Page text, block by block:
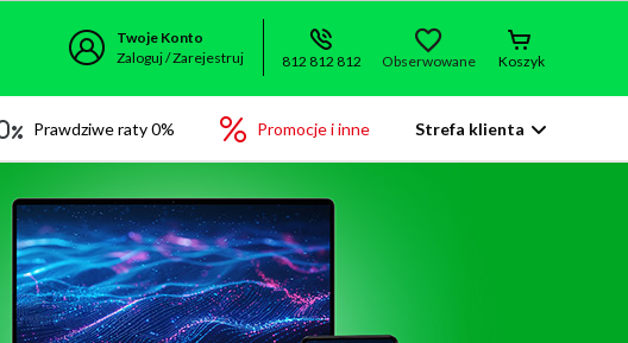
Twoje Konto
Zaloguj / Zarejestruj
812 812 812 Obserwowane Koszyk
Prawdziwe raty 0% Promocje i inne Strefa klienta